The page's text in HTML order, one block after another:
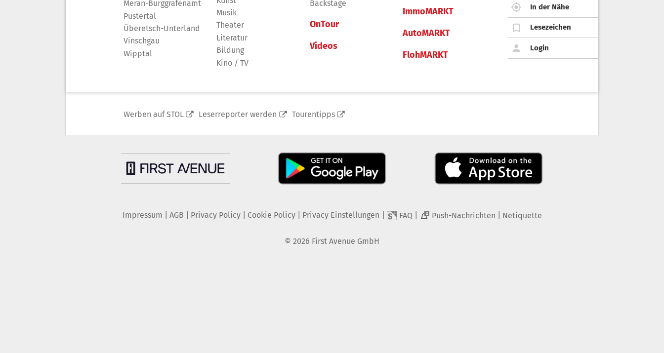
Meran-Burggrafenamt
Pustertal
Überetsch-Unterland
Vinschgau
Wipptal
Musik
Theater
Literatur
Bildung
Kino / TV
Backstage
OnTour
Videos
ImmoMARKT
AutoMARKT
FlohMARKT
In der Nähe
Lesezeichen
Login
Werben auf STOL Leserreporter werden Tourentipps
Impressum AGB Privacy Policy| Cookie Policy| Privacy Einstellungen FAQ 2 Push-Nachrichten Netiquette
© 2026 First Avenue GmbH